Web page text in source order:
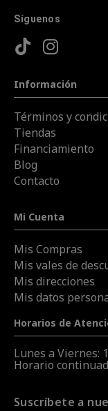
Síguenos
Información
Términos y
Tiendas
Financiamiento
Blog
Contacto
Mi Cuenta
Mis Compras
Mis vales de
Mis direcciones
Mis datos
Horarios de
Lunes a Viernes:
Horario
Suscríbete a